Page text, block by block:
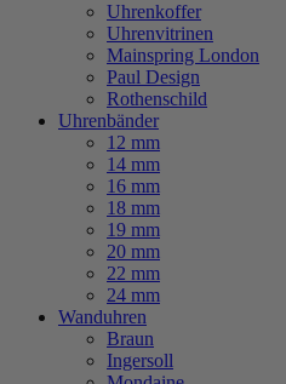
Uhrenkoffer
Uhrenvitrinen
Mainspring London
Paul Design
Rothenschild
Uhrenbänder
12 mm
14 mm
16 mm
18 mm
19 mm
20 mm
22 mm
24 mm
Wanduhren
Braun
Ingersoll